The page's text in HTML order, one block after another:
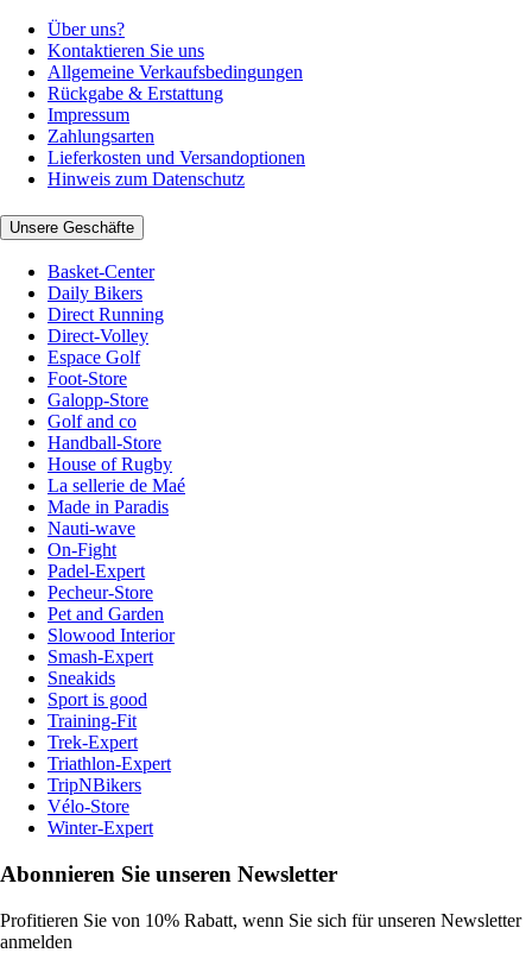
Über uns?
Kontaktieren Sie uns
Allgemeine Verkaufsbedingungen
Rückgabe & Erstattung
Impressum
Zahlungsarten
Lieferkosten und Versandoptionen
Hinweis zum Datenschutz
Unsere Geschäfte
Basket-Center
Daily Bikers
Direct Running
Direct-Volley
Espace Golf
Foot-Store
Galopp-Store
Golf and co
Handball-Store
House of Rugby
La sellerie de Maé
Made in Paradis
Nauti-wave
On-Fight
Padel-Expert
Pecheur-Store
Pet and Garden
Slowood Interior
Smash-Expert
Sneakids
Sport is good
Training-Fit
Trek-Expert
Triathlon-Expert
TripNBikers
Vélo-Store
Winter-Expert
Abonnieren Sie unseren Newsletter
Profitieren Sie von 10% Rabatt, wenn Sie sich für unseren Newsletter
anmelden